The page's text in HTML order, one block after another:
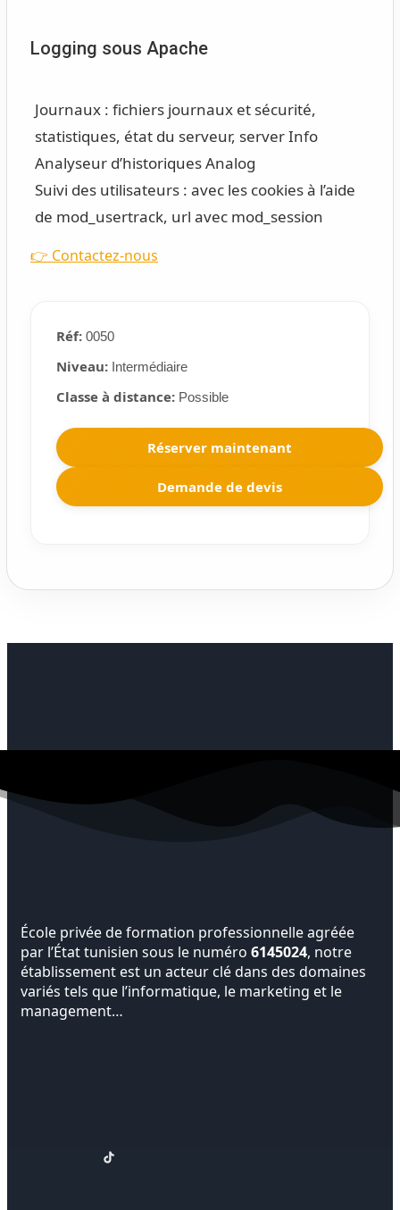
Logging sous Apache
Journaux : fichiers journaux et sécurité,
statistiques, état du serveur, server Info
Analyseur d’historiques Analog
Suivi des utilisateurs : avec les cookies à l’aide
de mod_usertrack, url avec mod_session
👉 Contactez-nous
Réf:0050
Niveau:Intermédiaire
Classe à distance:Possible
Réserver maintenant
Demande de devis
École privée de formation professionnelle agréée
par l’État tunisien sous le numéro 6145024, notre
établissement est un acteur clé dans des domaines
variés tels que l’informatique, le marketing et le
management…